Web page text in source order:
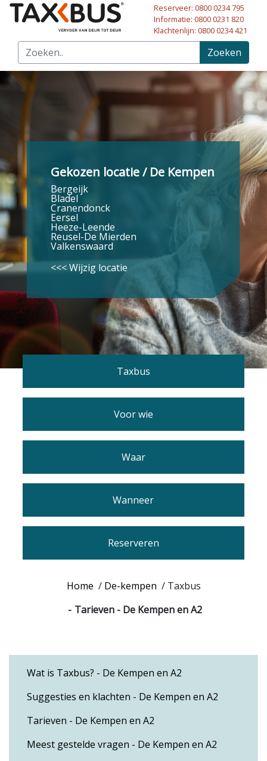
Naar hoofdinhoud
Reserveer: 0800 0234 795
Informatie: 0800 0231 820
Klachtenlijn: 0800 0234 421
Zoeken
Gekozen locatie / De Kempen
Bergeijk
Bladel
Cranendonck
Eersel
Heeze-Leende
Reusel-De Mierden
Valkenswaard
<<< Wijzig locatie
Taxbus
Voor wie
Waar
Wanneer
Reserveren
Home / De-kempen / Taxbus
Tarieven - De Kempen en A2
Wat is Taxbus? - De Kempen en A2
Suggesties en klachten - De Kempen en A2
Tarieven - De Kempen en A2
Meest gestelde vragen - De Kempen en A2